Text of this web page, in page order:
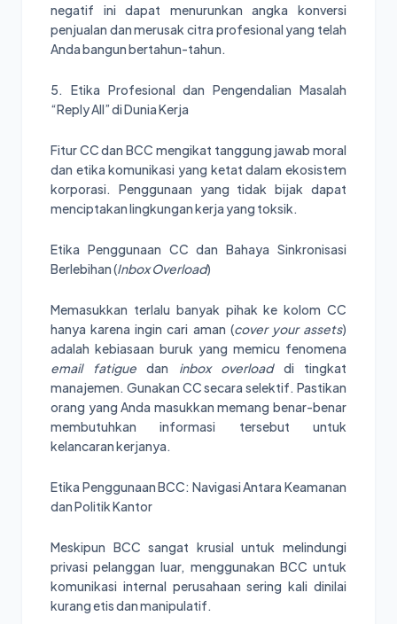
negatif ini dapat menurunkan angka konversi
penjualan dan merusak citra profesional yang telah
Anda bangun bertahun-tahun.
5. Etika Profesional dan Pengendalian Masalah
“Reply All” di Dunia Kerja
Fitur CC dan BCC mengikat tanggung jawab moral
dan etika komunikasi yang ketat dalam ekosistem
korporasi. Penggunaan yang tidak bijak dapat
menciptakan lingkungan kerja yang toksik.
Etika Penggunaan CC dan Bahaya Sinkronisasi
Berlebihan (Inbox Overload)
Memasukkan terlalu banyak pihak ke kolom CC
hanya karena ingin cari aman (cover your assets)
adalah kebiasaan buruk yang memicu fenomena
email fatiguedan inbox overloaddi tingkat
manajemen. Gunakan CC secara selektif. Pastikan
orang yang Anda masukkan memang benar-benar
membutuhkan informasi tersebut untuk
kelancaran kerjanya.
Etika Penggunaan BCC: Navigasi Antara Keamanan
dan Politik Kantor
Meskipun BCC sangat krusial untuk melindungi
privasi pelanggan luar, menggunakan BCC untuk
komunikasi internal perusahaan sering kali dinilai
kurang etis dan manipulatif.